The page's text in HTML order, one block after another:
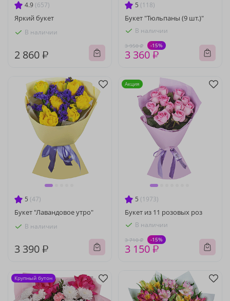
4.9 (657)
Яркий букет
В наличии
2 860 ₽
5 (118)
Букет "Тюльпаны (9 шт.)"
В наличии
3 950 ₽ -15%
3 360 ₽
5 (47)
Букет "Лавандовое утро"
В наличии
3 390 ₽
5 (1973)
Букет из 11 розовых роз
В наличии
3 710 ₽ -15%
3 150 ₽
Акция
Крупный бутон